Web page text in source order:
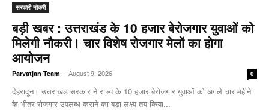
सरकारी नौकरी
बड़ी खबर : उत्तराखंड के 10 हजार बेरोजगार युवाओं को
मिलेगी नौकरी। चार विशेष रोजगार मेलों का होगा
आयोजन
Parvatjan Team - August 9, 2026 0
देहरादून। उत्तराखंड सरकार ने राज्य के 10 हजार बेरोजगार युवाओं को अगले चार महीने
के भीतर रोजगार उपलब्ध कराने का बड़ा लक्ष्य तय किया...